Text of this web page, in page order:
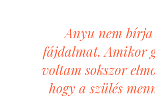
Anyu nem
fájdalmat. Amikor
voltam sokszor
hogy a szülés